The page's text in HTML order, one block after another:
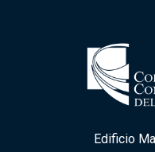
Edificio